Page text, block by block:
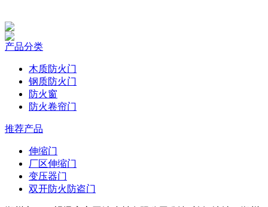
产品分类
木质防火门
钢质防火门
防火窗
防火卷帘门
推荐产品
伸缩门
厂区伸缩门
变压器门
双开防火防盗门